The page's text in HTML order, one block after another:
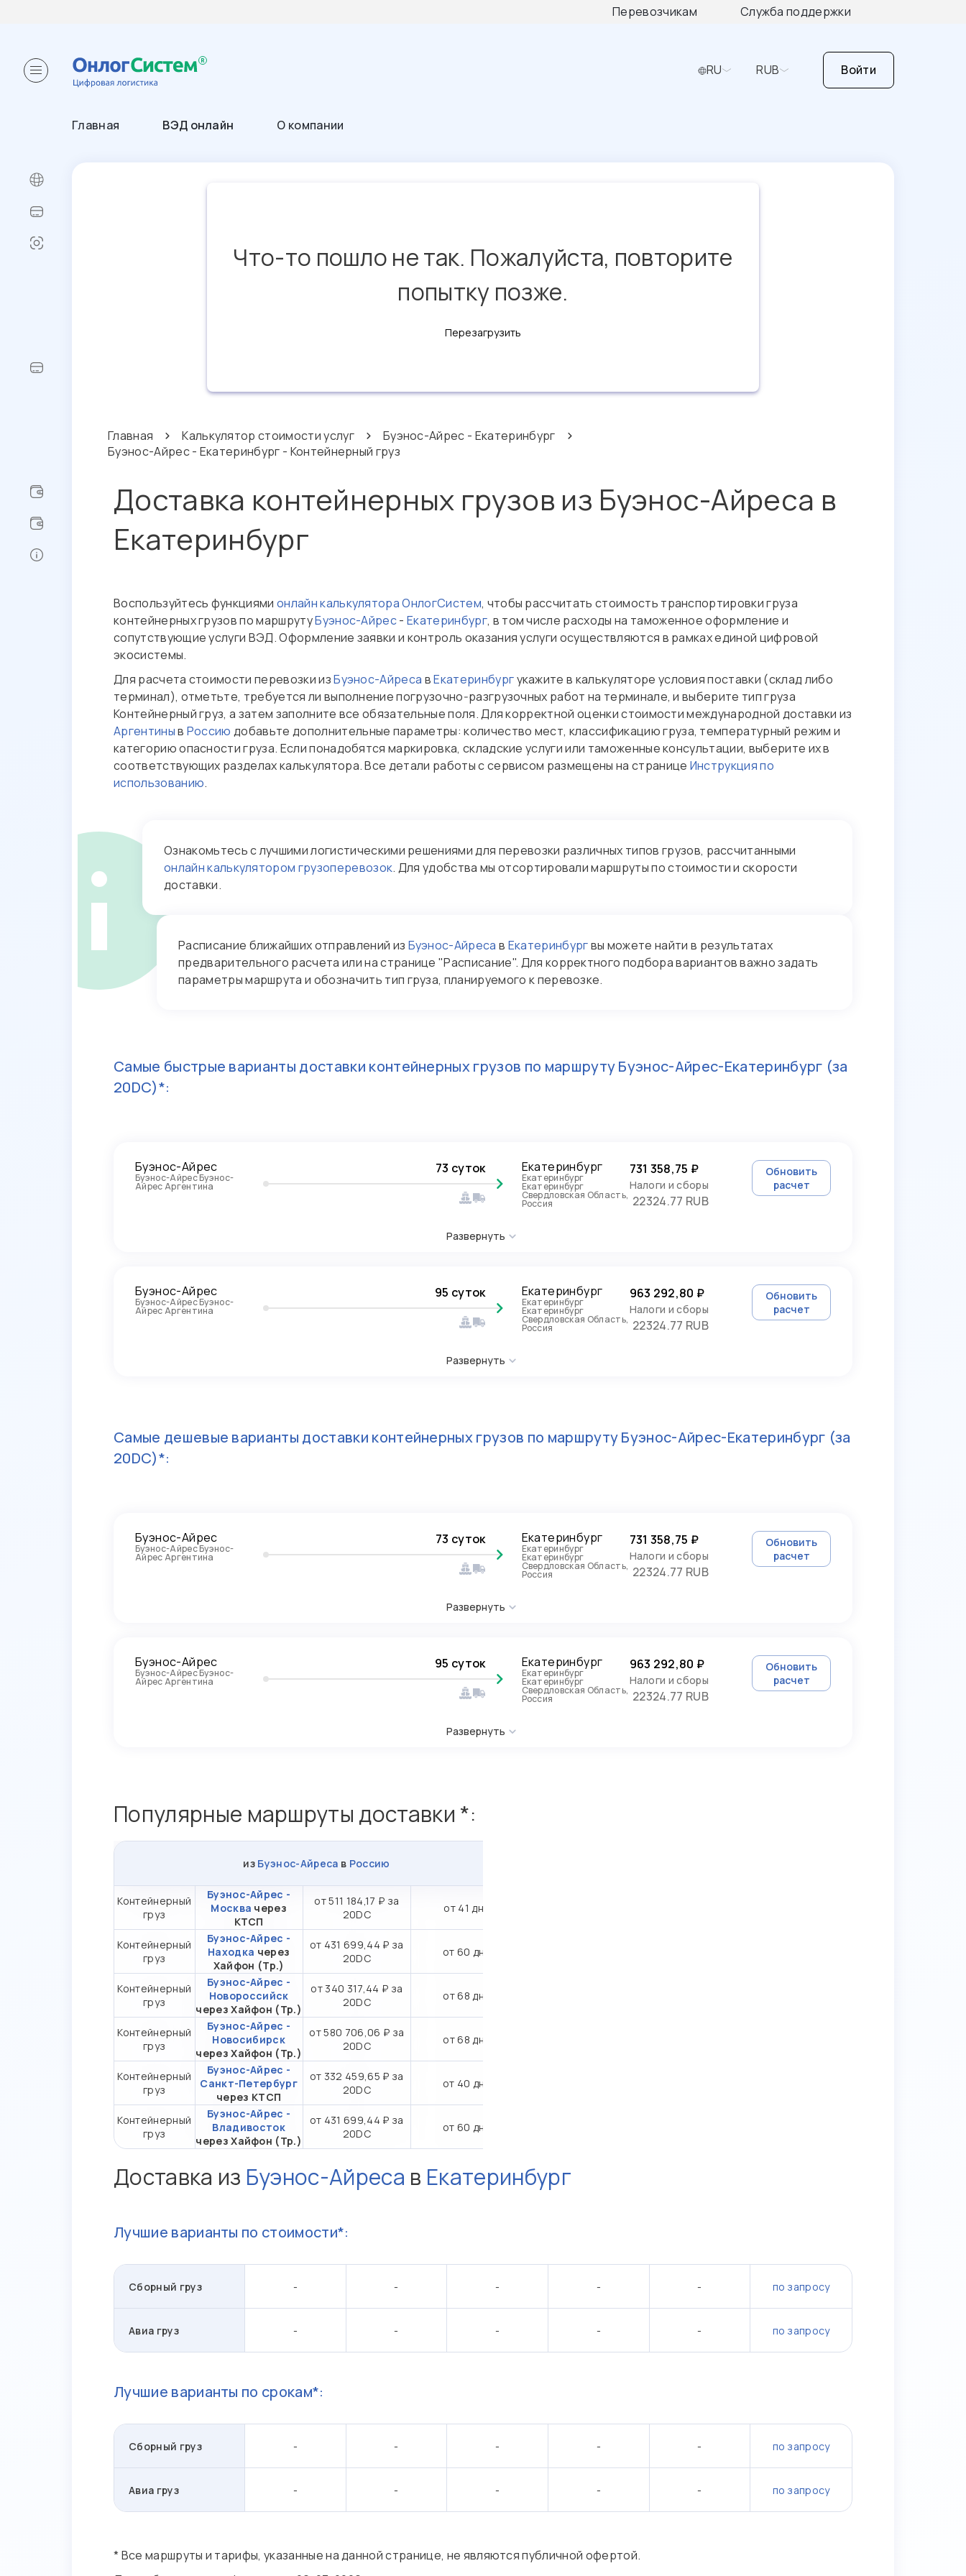
Перевозчикам Служба поддержки
RU RUB Войти
Главная ВЭД онлайн О компании
Что-то пошло не так. Пожалуйста, повторите
попытку позже.
Перезагрузить
Главная Калькулятор стоимости услуг
Буэнос-Айрес - Екатеринбург
Буэнос-Айрес - Екатеринбург - Контейнерный груз
Доставка контейнерных грузов из Буэнос-Айреса в
Екатеринбург
Воспользуйтесь функциями онлайн калькулятора ОнлогСистем, чтобы рассчитать стоимость транспортировки груза
контейнерных грузов по маршрутуБуэнос-Айрес-Екатеринбург, в том числе расходы на таможенное оформление и
сопутствующие услуги ВЭД. Оформление заявки и контроль оказания услуги осуществляются в рамках единой цифровой
экосистемы.
Для расчета стоимости перевозки изБуэнос-Айреса вЕкатеринбургукажите в калькуляторе условия поставки (склад либо
терминал), отметьте, требуется ли выполнение погрузочно‑разгрузочных работ на терминале, и выберите тип груза
Контейнерный груз, а затем заполните все обязательные поля. Для корректной оценки стоимости международной доставки из
Аргентиныв Россию добавьте дополнительные параметры: количество мест, классификацию груза, температурный режим и
категорию опасности груза. Если понадобятся маркировка, складские услуги или таможенные консультации, выберите их в
соответствующих разделах калькулятора. Все детали работы с сервисом размещены на странице Инструкция по
использованию.
Ознакомьтесь с лучшими логистическими решениями для перевозки различных типов грузов, рассчитанными
онлайн калькулятором грузоперевозок. Для удобства мы отсортировали маршруты по стоимости и скорости
доставки.
Расписание ближайших отправлений из Буэнос-Айреса в Екатеринбургвы можете найти в результатах
предварительного расчета или на странице "Расписание". Для корректного подбора вариантов важно задать
параметры маршрута и обозначить тип груза, планируемого к перевозке.
Самые быстрые варианты доставки контейнерных грузов по маршрутуБуэнос-Айрес-Екатеринбург (за
20DC)*:
Буэнос-Айрес
Буэнос-Айрес Буэнос-
Айрес Аргентина
73 суток Екатеринбург
Екатеринбург
Екатеринбург
Свердловская Область,
Россия
731 358,75 ₽
Налоги и сборы
22324.77 RUB
Обновить
расчет
Развернуть
Буэнос-Айрес
Буэнос-Айрес Буэнос-
Айрес Аргентина
95 суток Екатеринбург
Екатеринбург
Екатеринбург
Свердловская Область,
Россия
963 292,80 ₽
Налоги и сборы
22324.77 RUB
Обновить
расчет
Развернуть
Самые дешевые варианты доставки контейнерных грузов по маршрутуБуэнос-Айрес-Екатеринбург (за
20DC)*:
Буэнос-Айрес
Буэнос-Айрес Буэнос-
Айрес Аргентина
73 суток Екатеринбург
Екатеринбург
Екатеринбург
Свердловская Область,
Россия
731 358,75 ₽
Налоги и сборы
22324.77 RUB
Обновить
расчет
Развернуть
Буэнос-Айрес
Буэнос-Айрес Буэнос-
Айрес Аргентина
95 суток Екатеринбург
Екатеринбург
Екатеринбург
Свердловская Область,
Россия
963 292,80 ₽
Налоги и сборы
22324.77 RUB
Обновить
расчет
Развернуть
Популярные маршруты доставки *:
из Буэнос-Айреса в Россию
Контейнерный
груз
Буэнос-Айрес -
Москва через
КТСП
от 511 184,17 ₽ за
20DC
от 41 дн.
Контейнерный
груз
Буэнос-Айрес -
Находка через
Хайфон (Тр.)
от 431 699,44 ₽ за
20DC
от 60 дн.
Контейнерный
груз
Буэнос-Айрес -
Новороссийск
через Хайфон (Тр.)
от 340 317,44 ₽ за
20DC
от 68 дн.
Контейнерный
груз
Буэнос-Айрес -
Новосибирск
через Хайфон (Тр.)
от 580 706,06 ₽ за
20DC
от 68 дн.
Контейнерный
груз
Буэнос-Айрес -
Санкт-Петербург
через КТСП
от 332 459,65 ₽ за
20DC
от 40 дн.
Контейнерный
груз
Буэнос-Айрес -
Владивосток
через Хайфон (Тр.)
от 431 699,44 ₽ за
20DC
от 60 дн.
Доставка из Буэнос-Айреса в Екатеринбург
Лучшие варианты по стоимости*:
Сборный груз - - - - - по запросу
Авиа груз - - - - - по запросу
Лучшие варианты по срокам*:
Сборный груз - - - - - по запросу
Авиа груз - - - - - по запросу
* Все маршруты и тарифы, указанные на данной странице, не являются публичной офертой.